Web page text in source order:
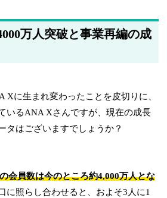
万人突破と事業再編の成
Xに生まれ変わったことを皮切りに、
いるANA Xさんですが、現在の成長
タはございますでしょうか？
会員数は今のところ約4,000万人とな
に照らし合わせると、およそ3人に1